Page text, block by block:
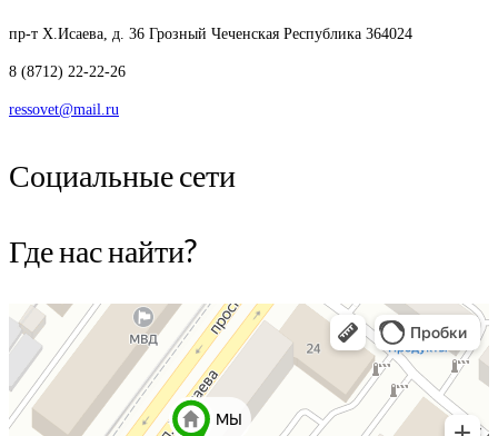
пр-т Х.Исаева, д. 36 Грозный Чеченская Республика 364024
8 (8712) 22-22-26
ressovet@mail.ru
Социальные сети
Где нас найти?